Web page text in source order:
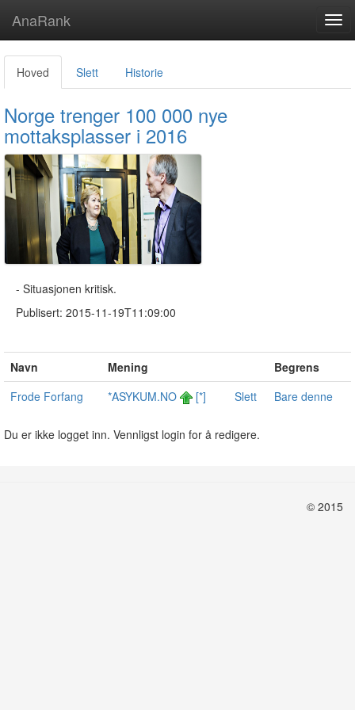
AnaRank
Hoved Slett Historie
Norge trenger 100 000 nye
mottaksplasser i 2016
- Situasjonen kritisk.
Publisert: 2015-11-19T11:09:00
Navn Mening
Begrens
Frode Forfang
*ASYKUM.NO [*] Slett Bare denne
Du er ikke logget inn. Vennligst login for å redigere.
© 2015